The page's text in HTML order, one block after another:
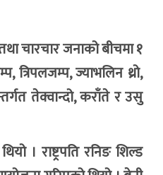
चारचार जनाको बीचमा १
ज्याभलिन थ्रो,
तेक्वान्दो, कराँते र उसु
। राष्ट्रपति रनिङ शिल्ड